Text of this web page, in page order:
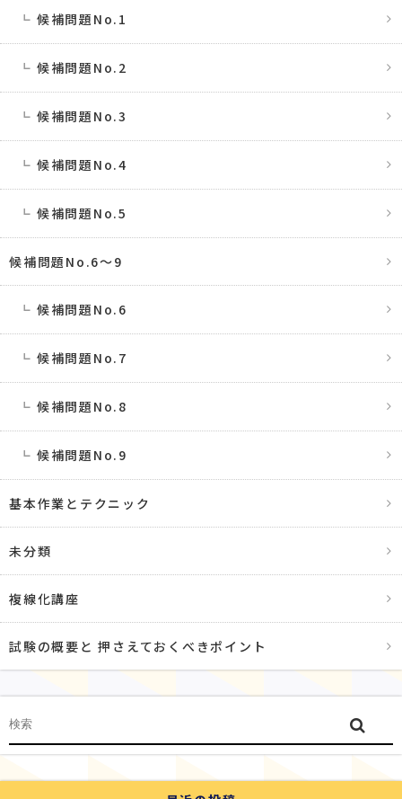
候補問題No.1
候補問題No.2
候補問題No.3
候補問題No.4
候補問題No.5
候補問題No.6〜9
候補問題No.6
候補問題No.7
候補問題No.8
候補問題No.9
基本作業とテクニック
未分類
複線化講座
試験の概要と 押さえておくべきポイント